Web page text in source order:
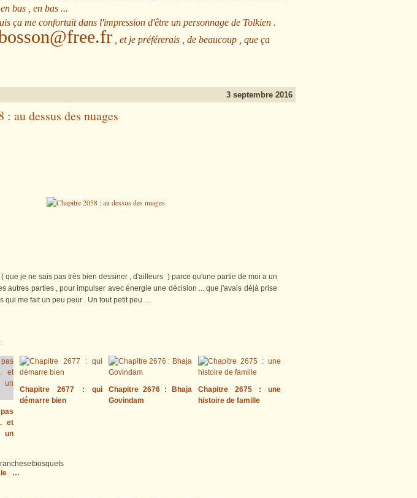
bas , en bas ...
ça me confortait dans l'impression d'être un personnage de Tolkien .
, et je préférerais , de beaucoup , que ça
3 septembre 2016
au dessus des nuages
je ne sais pas très bien dessiner , d'ailleurs ) parce qu'une partie de moi a un
autres parties , pour impulser avec énergie une décision ... que j'avais déjà prise
qui me fait un peu peur . Un tout petit peu ...
et
Chapitre 2677 : qui
démarre bien
Chapitre 2676 : Bhaja
Govindam
Chapitre 2675 : une
histoire de famille
…